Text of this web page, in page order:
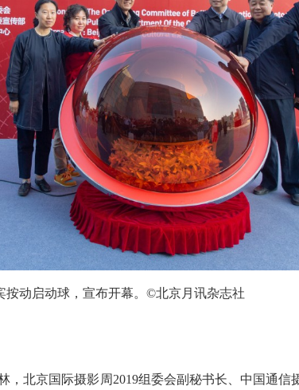
按动启动球，宣布开幕。 ©北京月讯杂志社
，北京国际摄影周2019组委会副秘书长、中国通信